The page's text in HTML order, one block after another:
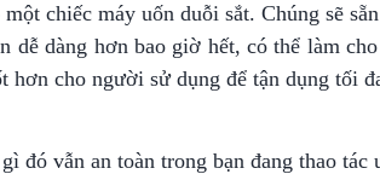
chiếc máy uốn duỗi sắt. Chúng sẽ
dễ dàng hơn bao giờ hết, có thể làm
hơn cho người sử dụng để tận dụng tối
đó vẫn an toàn trong bạn đang thao